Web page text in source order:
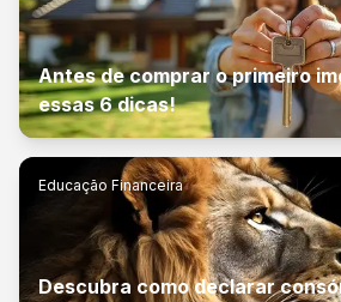
Antes de comprar o primeiro
essas 6 dicas!
Educação Financeira
Descubra como declarar